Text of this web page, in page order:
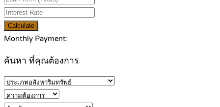
Calculate
Monthly Payment:
ค้นหา ที่คุณต้องการ